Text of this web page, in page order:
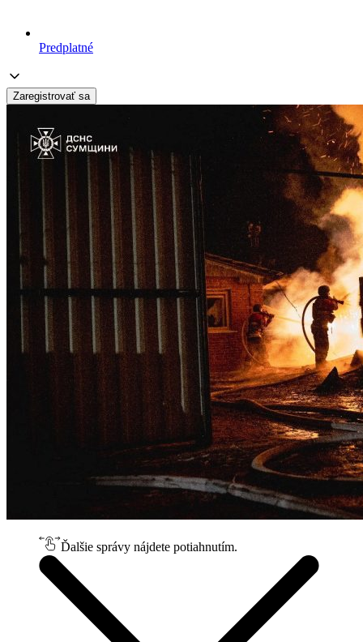
Predplatné
Zaregistrovať sa
Ďalšie správy nájdete potiahnutím.